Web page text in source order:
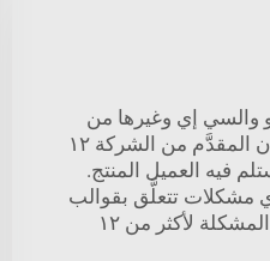
والسي إي وغيرها من
الشهادات. وتبلغ مدة الضمان المقدَّم من الشركة ١٢
فيه العميل المنتج.
تتعلَّق بقوالب
الخوذات، حتى لو استمرت المشكلة لأكثر من ١٢